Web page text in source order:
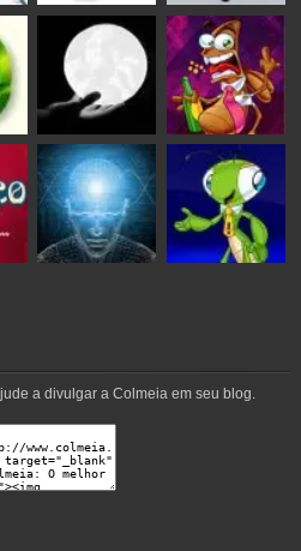
a divulgar a Colmeia em seu blog.